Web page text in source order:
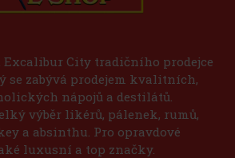
Excalibur City tradičního prodejce
se zabývá prodejem kvalitních,
nápojů a destilátů.
výběr likérů, pálenek, rumů,
a absinthu. Pro opravdové
luxusní a top značky.